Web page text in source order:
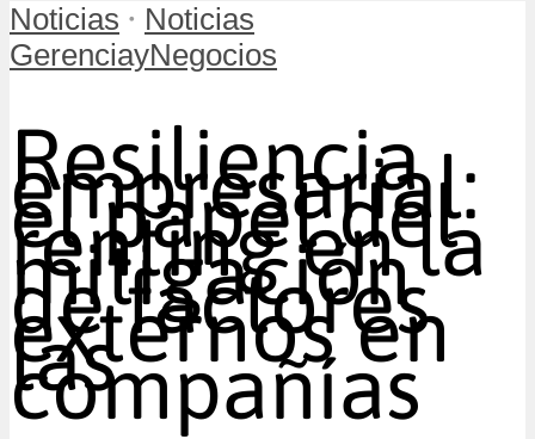
Noticias • Noticias
GerenciayNegocios
Resiliencia
empresarial:
el papel del
renting en la
mitigación
de factores
externos en
las
compañías